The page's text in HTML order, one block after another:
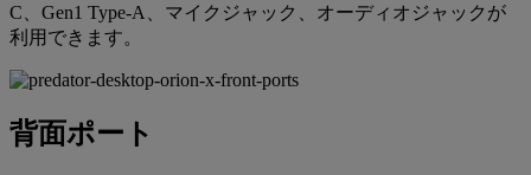
C、Gen1 Type-A、マイクジャック、オーディオジャックが
利用できます。
背面ポート